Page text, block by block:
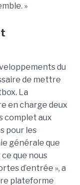
»
du
de mettre
La
en charge deux
complet aux
pour les
générale que
que nous
d’entrée », a
plateforme